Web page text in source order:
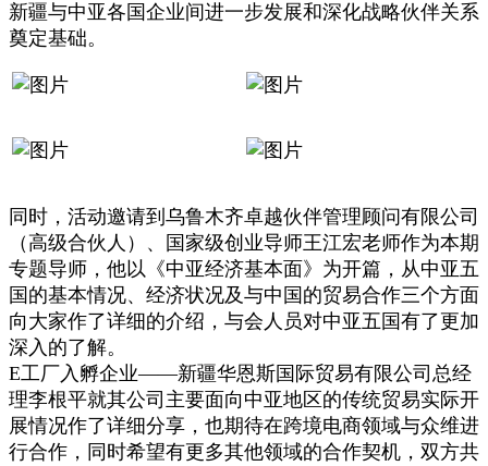
新疆与中亚各国企业间进一步发展和深化战略伙伴关系
奠定基础。
同时，活动邀请到乌鲁木齐卓越伙伴管理顾问有限公司
（高级合伙人）、国家级创业导师王江宏老师作为本期
专题导师，他以《中亚经济基本面》为开篇，从中亚五
国的基本情况、经济状况及与中国的贸易合作三个方面
向大家作了详细的介绍，与会人员对中亚五国有了更加
深入的了解。
E工厂入孵企业——新疆华恩斯国际贸易有限公司总经
理李根平就其公司主要面向中亚地区的传统贸易实际开
展情况作了详细分享，也期待在跨境电商领域与众维进
行合作，同时希望有更多其他领域的合作契机，双方共